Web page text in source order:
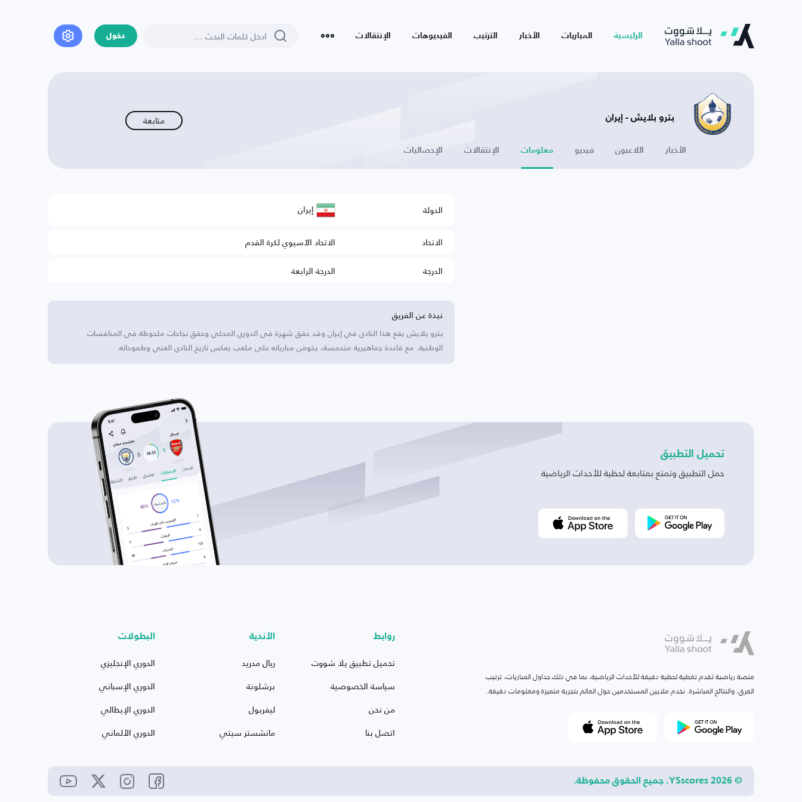
الرئيسية المباريات الأخبار الترتيب الفيديوهات الإنتقالات دخول
بترو بلايش - إيران متابعة
الأخبار اللاعبون فيديو معلومات الإنتقالات الإحصائيات
الدولة إيران
الاتحاد
الاتحاد الآسيوي لكرة القدم
الدرجة
الدرجة الرابعة
نبذة عن الفريق
بترو بلايش يقع هذا النادي في إيران وقد حقق شهرة في الدوري المحلي وحقق نجاحات ملحوظة في المنافسات
الوطنية. مع قاعدة جماهيرية متحمسة، يخوض مبارياته على ملعب يعكس تاريخ النادي الغني وطموحاته.
تحميل التطبيق
حمل التطبيق وتمتع بمتابعة لحظية للأحداث الرياضية
منصة رياضية تقدم تغطية لحظية دقيقة للأحداث الرياضية، بما في ذلك جداول المباريات، ترتيب
الفرق، والنتائج المباشرة. نخدم ملايين المستخدمين حول العالم بتجربة متميزة ومعلومات دقيقة.
روابط
تحميل تطبيق يلا شووت
سياسة الخصوصية
من نحن
اتصل بنا
الأندية
ريال مدريد
برشلونة
ليفربول
مانشستر سيتي
البطولات
الدوري الإنجليزي
الدوري الإسباني
الدوري الإيطالي
الدوري الألماني
© 2026 YSscores. جميع الحقوق محفوظة.